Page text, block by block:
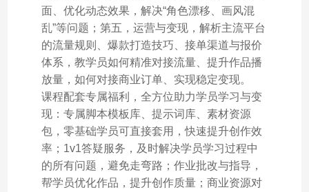
面、优化动态效果，解决“角色漂移、画风混
乱”等问题；第五，运营与变现，解析主流平台
的流量规则、爆款打造技巧、接单渠道与报价
体系，教学员如何精准对接流量、提升作品播
放量，如何对接商业订单、实现稳定变现。
课程配套专属福利，全方位助力学员学习与变
现：专属脚本模板库、提示词库、素材资源
包，零基础学员可直接套用，快速提升创作效
率；1v1答疑服务，及时解决学员学习过程中
的所有问题，避免走弯路；作业批改与指导，
帮学员优化作品，提升创作质量；商业资源对